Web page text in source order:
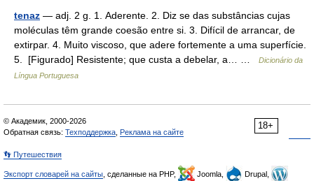
tenaz — adj. 2 g. 1. Aderente. 2. Diz se das substâncias cujas
moléculas têm grande coesão entre si. 3. Difícil de arrancar, de
extirpar. 4. Muito viscoso, que adere fortemente a uma superfície.
5. [Figurado] Resistente; que custa a debelar, a… …
Dicionário da
Língua Portuguesa
18+
© Академик, 2000-2026
Обратная связь: Техподдержка Реклама на сайте
👣 Путешествия
Экспорт словарей на сайты , сделанные на PHP, Joomla,
Drupal,